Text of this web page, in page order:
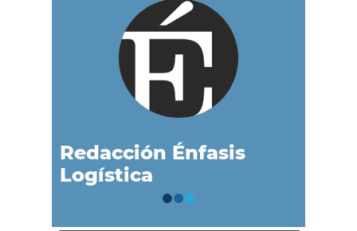
Redacción Énfasis
Logística